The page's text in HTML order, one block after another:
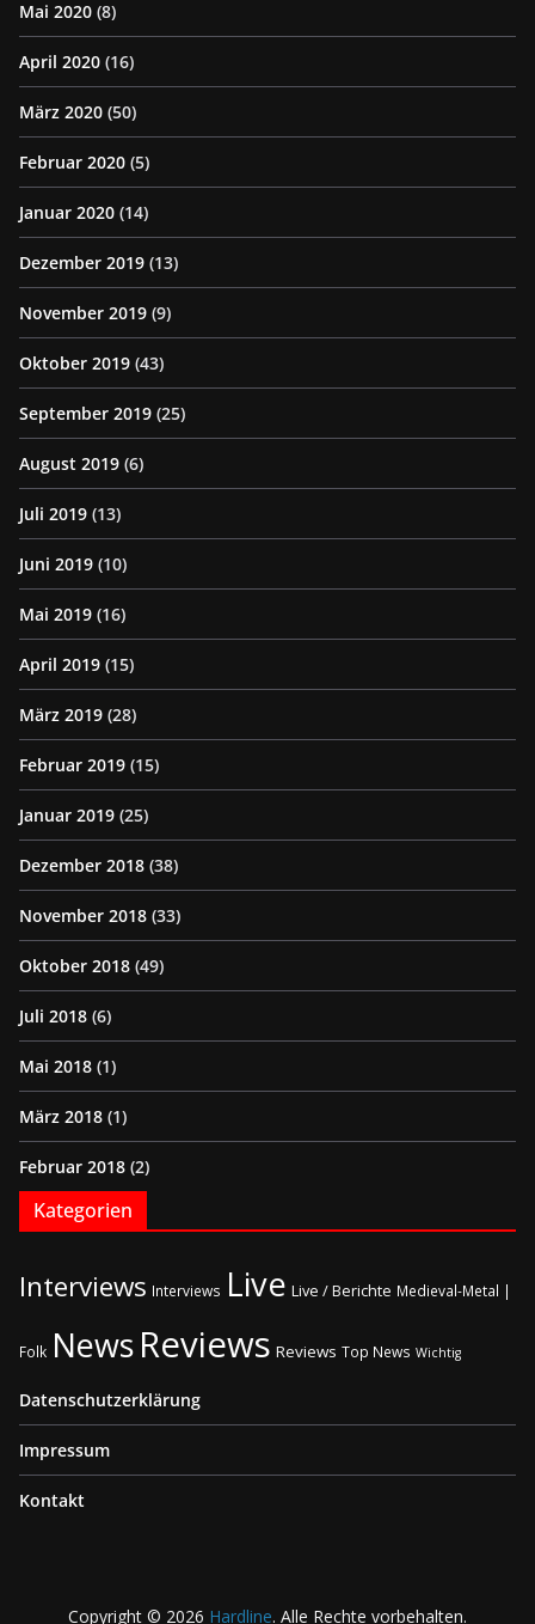
Mai 2020 (8)
April 2020 (16)
März 2020 (50)
Februar 2020 (5)
Januar 2020 (14)
Dezember 2019 (13)
November 2019 (9)
Oktober 2019 (43)
September 2019 (25)
August 2019 (6)
Juli 2019 (13)
Juni 2019 (10)
Mai 2019 (16)
April 2019 (15)
März 2019 (28)
Februar 2019 (15)
Januar 2019 (25)
Dezember 2018 (38)
November 2018 (33)
Oktober 2018 (49)
Juli 2018 (6)
Mai 2018 (1)
März 2018 (1)
Februar 2018 (2)
Kategorien
Interviews Interviews Live Live / Berichte Medieval-Metal |
Folk NewsReviews Reviews Top News Wichtig
Datenschutzerklärung
Impressum
Kontakt
Copyright © 2026 Hardline. Alle Rechte vorbehalten.